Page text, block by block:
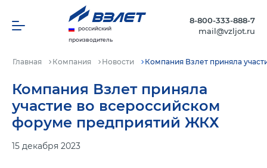
российский
производитель
8-800-333-888-7
mail@vzljot.ru
Главная Компания Новости Компания Взлет приняла
Компания Взлет приняла
участие во всероссийском
форуме предприятий ЖКХ
15 декабря 2023